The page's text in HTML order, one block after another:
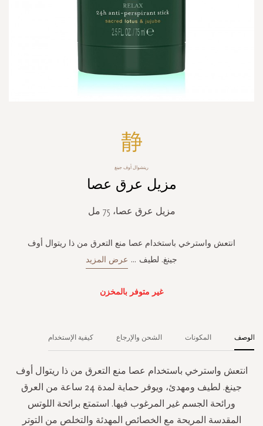
ريتشوال أوف جينغ
مزيل عرق عصا
مزيل عرق عصا، 75 مل
انتعش واسترخي باستخدام عصا منع التعرق من ذا ريتوال أوف
جينغ. لطيف ... عرض المزيد
غير متوفر بالمخزن
الوصف
انتعش واسترخي باستخدام عصا منع التعرق من ذا ريتوال أوف
جينغ. لطيف ومهدئ، ويوفر حماية لمدة 24 ساعة من العرق
ورائحة الجسم غير المرغوب فيها. استمتع برائحة اللوتس
المقدسة المريحة مع الخصائص المهدئة والتخلص من التوتر
المكونات الشحن والإرجاع كيفية الإستخدام